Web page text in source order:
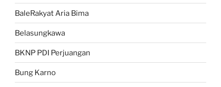
BaleRakyat Aria Bima
Belasungkawa
BKNP PDI Perjuangan
Bung Karno